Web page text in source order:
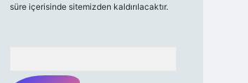
süre içerisinde sitemizden kaldırılacaktır.